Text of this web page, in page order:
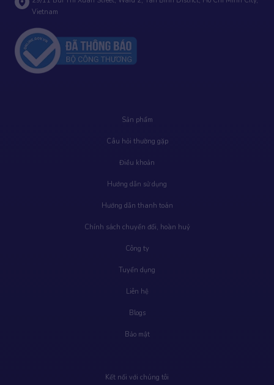
Vietnam
Sản phẩm
Câu hỏi thường gặp
Điều khoản
Hướng dẫn sử dụng
Hướng dẫn thanh toán
Chính sách chuyển đổi, hoàn huỷ
Công ty
Tuyển dụng
Liên hệ
Blogs
Bảo mật
Kết nối với chúng tôi